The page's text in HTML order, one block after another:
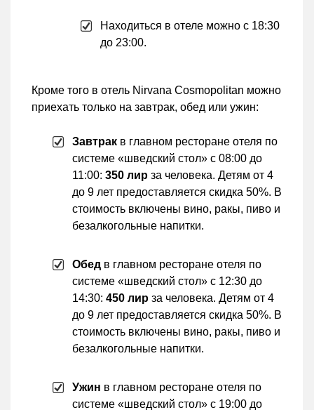
Находиться в отеле можно с 18:30
до 23:00.
Кроме того в отель Nirvana Cosmopolitan можно
приехать только на завтрак, обед или ужин:
Завтрак в главном ресторане отеля по
системе «шведский стол» с 08:00 до
11:00: 350 лир за человека. Детям от 4
до 9 лет предоставляется скидка 50%. В
стоимость включены вино, ракы, пиво и
безалкогольные напитки.
Обед в главном ресторане отеля по
системе «шведский стол» с 12:30 до
14:30: 450 лир за человека. Детям от 4
до 9 лет предоставляется скидка 50%. В
стоимость включены вино, ракы, пиво и
безалкогольные напитки.
Ужин в главном ресторане отеля по
системе «шведский стол» с 19:00 до